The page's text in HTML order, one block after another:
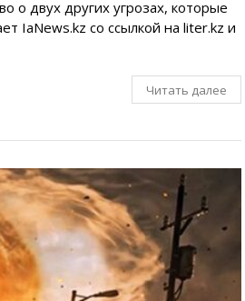
о двух других угрозах, которые
IaNews.kz со ссылкой на liter.kz и
Читать далее